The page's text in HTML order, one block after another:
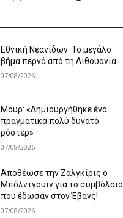
Εθνική Νεανίδων: Το μεγάλο
βήμα περνά από τη Λιθουανία
07/08/2026
Μουρ: «Δημιουργήθηκε ένα
πραγματικά πολύ δυνατό
ρόστερ»
07/08/2026
Aποθέωσε την Ζαλγκίρις ο
Μπόλντγουιν για το συμβόλαιο
που έδωσαν στον Έβανς!
07/08/2026